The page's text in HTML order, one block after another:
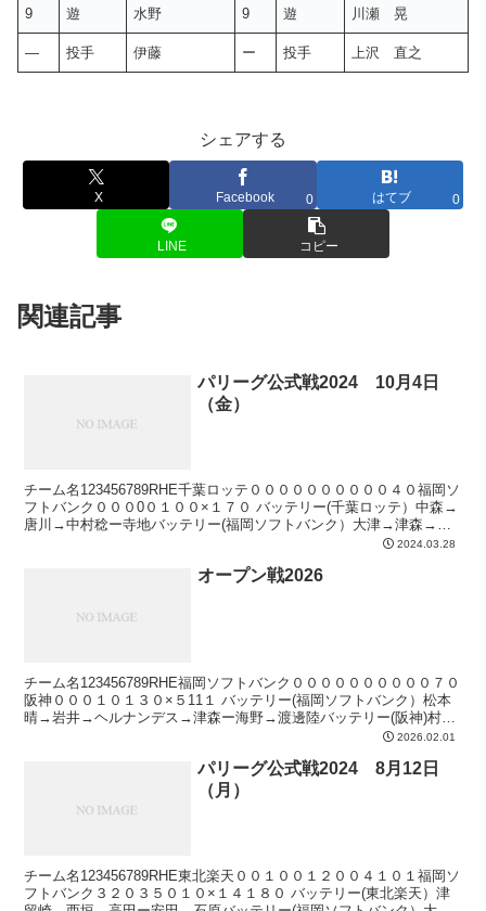
9 遊 水野 9 遊 川瀬 晃
— 投手 伊藤 ー 投手 上沢 直之
シェアする
X Facebook 0 はてブ 0
LINE コピー
関連記事
パリーグ公式戦2024 10月4日
（金）
チーム名123456789RHE千葉ロッテ００００００００００４０福岡ソ
フトバンク０００0０１００×１７０ バッテリー(千葉ロッテ）中森→
唐川→中村稔ー寺地バッテリー(福岡ソフトバンク）大津→津森→長
2024.03.28
オープン戦2026
チーム名123456789RHE福岡ソフトバンク００００００００００７０
阪神０００１０１３０×５11１ バッテリー(福岡ソフトバンク）松本
晴→岩井→ヘルナンデス→津森ー海野→渡邊陸バッテリー(阪神)村上
2026.02.01
パリーグ公式戦2024 8月12日
（月）
チーム名123456789RHE東北楽天００１００１２００４１０１福岡ソ
フトバンク３２０３５０１０×１４１８０ バッテリー(東北楽天）津